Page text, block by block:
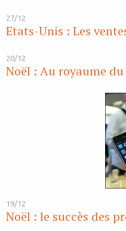
27/12
Etats-Unis : Les
20/12
Noël : Au royaume
19/12
Noël : le succès des